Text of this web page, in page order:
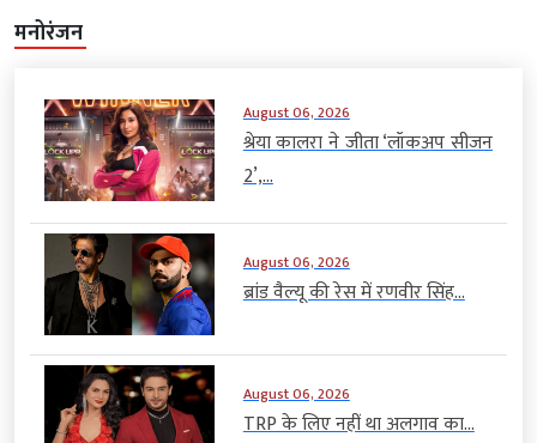
मनोरंजन
August 06, 2026
श्रेया कालरा ने जीता ‘लॉकअप सीजन
2’,...
August 06, 2026
ब्रांड वैल्यू की रेस में रणवीर सिंह...
August 06, 2026
TRP के लिए नहीं था अलगाव का...